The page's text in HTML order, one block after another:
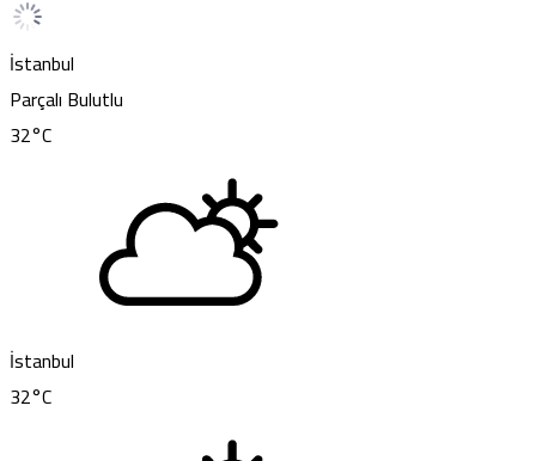
İstanbul
Parçalı Bulutlu
32°C
İstanbul
32°C